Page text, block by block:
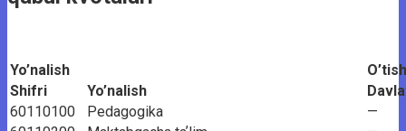
Yo’nalish
Shifri
Yo’nalish
60110100
Pedagogika
—